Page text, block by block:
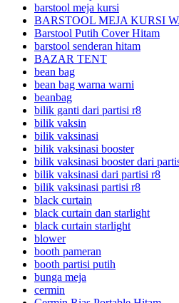
barstool meja kursi
BARSTOOL MEJA KURSI
Barstool Putih Cover Hitam
barstool senderan hitam
BAZAR TENT
bean bag
bean bag warna warni
beanbag
bilik ganti dari partisi r8
bilik vaksin
bilik vaksinasi
bilik vaksinasi booster
bilik vaksinasi booster dari
bilik vaksinasi dari partisi r8
bilik vaksinasi partisi r8
black curtain
black curtain dan starlight
black curtain starlight
blower
booth pameran
booth partisi putih
bunga meja
cermin